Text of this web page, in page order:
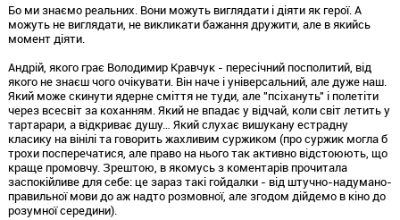
Бо ми знаємо реальних. Вони можуть виглядати і діяти як герої. А
можуть не виглядати, не викликати бажання дружити, але в якийсь
момент діяти.
Андрій, якого грає Володимир Кравчук - пересічний посполитий, від
якого не знаєш чого очікувати. Він наче і універсальний, але дуже наш.
Який може скинути ядерне сміття не туди, але "псіхануть" і полетіти
через всесвіт за коханням. Який не впадає у відчай, коли світ летить у
тартарари, а відкриває душу… Який слухає вишукану естрадну
класику на вінілі та говорить жахливим суржиком (про суржик могла б
трохи посперечатися, але право на нього так активно відстоюють, що
краще промовчу. Зрештою, в якомусь з коментарів прочитала
заспокійливе для себе: це зараз такі гойдалки - від штучно-надумано-
правильної мови до аж надто розмовної, але згодом дійдемо в кіно до
розумної середини).